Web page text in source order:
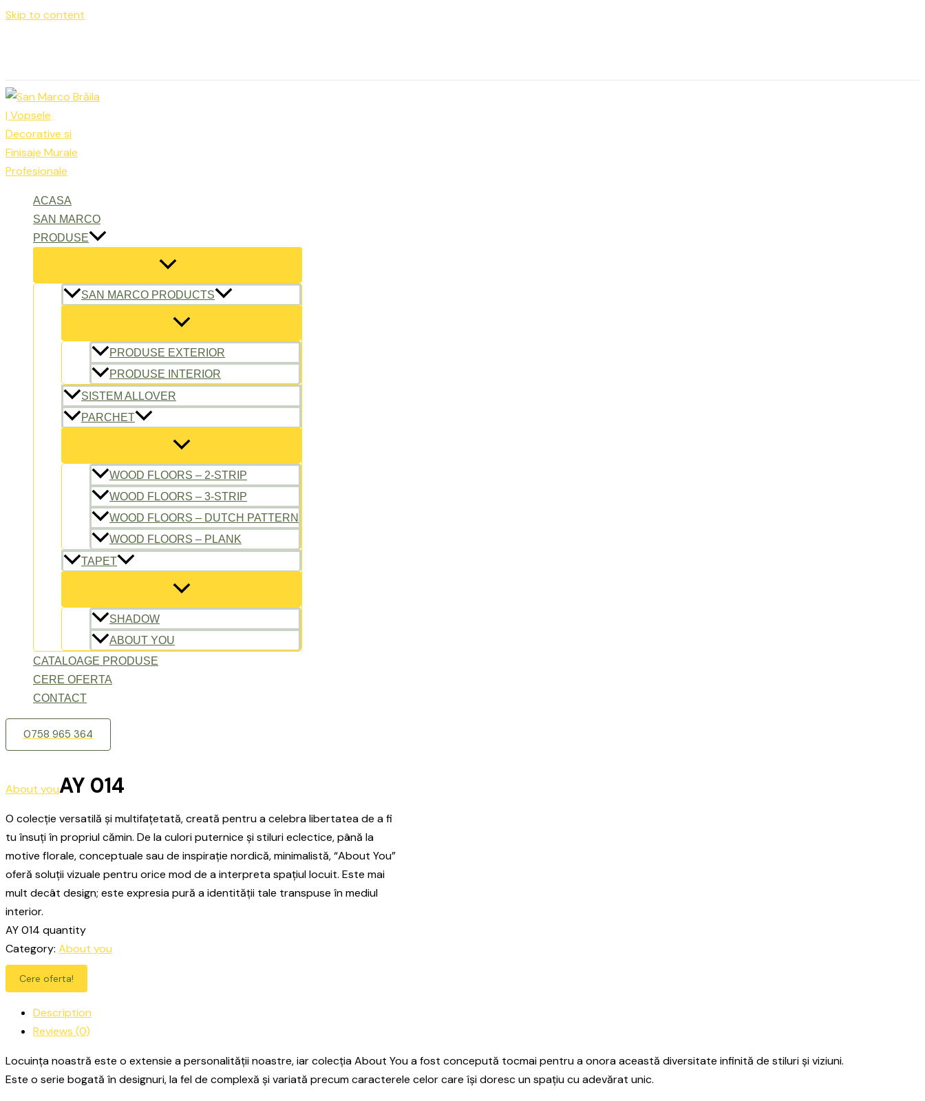
Skip to content
ACASA
SAN MARCO
PRODUSE
SAN MARCO PRODUCTS
PRODUSE EXTERIOR
PRODUSE INTERIOR
SISTEM ALLOVER
PARCHET
WOOD FLOORS – 2-STRIP
WOOD FLOORS – 3-STRIP
WOOD FLOORS – DUTCH PATTERN
WOOD FLOORS – PLANK
TAPET
SHADOW
ABOUT YOU
CATALOAGE PRODUSE
CERE OFERTA
CONTACT
0758 965 364
About youAY 014
O colecție versatilă și multifațetată, creată pentru a celebra libertatea de a fi
tu însuți în propriul cămin. De la culori puternice și stiluri eclectice, până la
motive florale, conceptuale sau de inspirație nordică, minimalistă, “About You”
oferă soluții vizuale pentru orice mod de a interpreta spațiul locuit. Este mai
mult decât design; este expresia pură a identității tale transpuse în mediul
interior.
AY 014 quantity
Category: About you
Cere oferta!
Description
Reviews (0)
Locuința noastră este o extensie a personalității noastre, iar colecția About You a fost concepută tocmai pentru a onora această diversitate infinită de stiluri și viziuni.
Este o serie bogată în designuri, la fel de complexă și variată precum caracterele celor care își doresc un spațiu cu adevărat unic.